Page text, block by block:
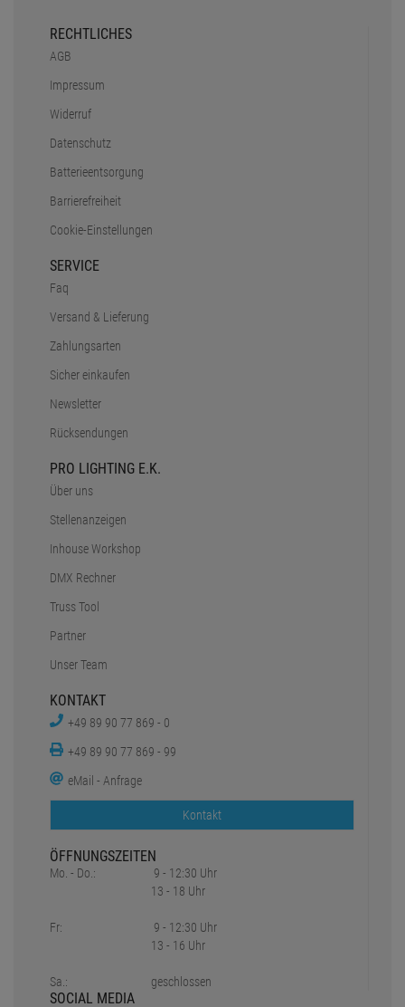
RECHTLICHES
AGB
Impressum
Widerruf
Datenschutz
Batterieentsorgung
Barrierefreiheit
Cookie-Einstellungen
SERVICE
Faq
Versand & Lieferung
Zahlungsarten
Sicher einkaufen
Newsletter
Rücksendungen
PRO LIGHTING E.K.
Über uns
Stellenanzeigen
Inhouse Workshop
DMX Rechner
Truss Tool
Partner
Unser Team
KONTAKT
+49 89 90 77 869 - 0
+49 89 90 77 869 - 99
eMail - Anfrage
Kontakt
ÖFFNUNGSZEITEN
Mo. - Do.:
Fr:
Sa.:
9 - 12:30 Uhr
13 - 18 Uhr
9 - 12:30 Uhr
13 - 16 Uhr
geschlossen
SOCIAL MEDIA